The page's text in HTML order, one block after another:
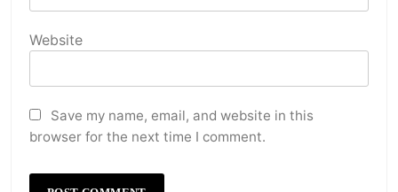
Website
Save my name, email, and website in this
browser for the next time I comment.